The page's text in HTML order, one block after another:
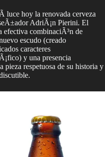
luce hoy la renovada cerveza
AdriÃ¡n Pierini. El
efectiva combinaciÃ³n de
escudo (creado
caracteres
y una presencia
respetuosa de su historia y